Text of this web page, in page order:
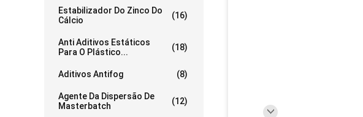
Estabilizador Do Zinco Do
Cálcio
(16)
Anti Aditivos Estáticos
Para O Plástico...
(18)
Aditivos Antifog (8)
Agente Da Dispersão De
Masterbatch
(12)